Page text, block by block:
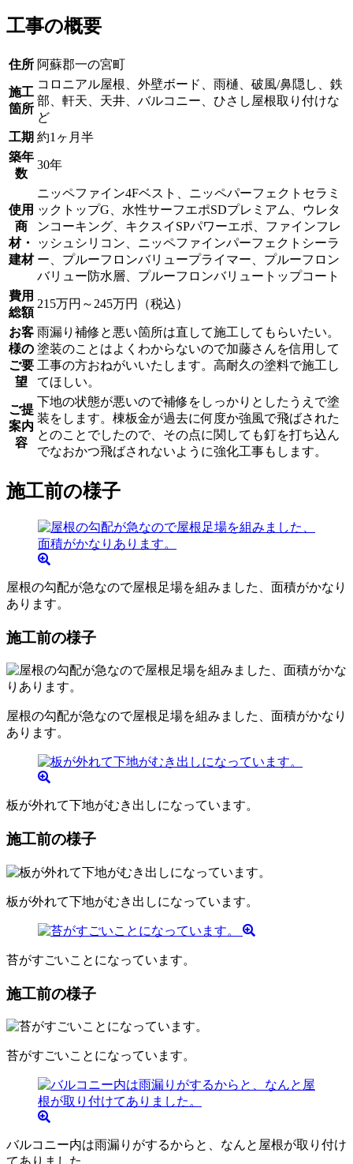
工事の概要
住所 阿蘇郡一の宮町
施工
箇所
コロニアル屋根、外壁ボード、雨樋、破風/鼻隠し、鉄
部、軒天、天井、バルコニー、ひさし屋根取り付けな
ど
工期 約1ヶ月半
築年
数
30年
使用
商
材・
建材
ニッペファイン4Fベスト、ニッペパーフェクトセラミ
ックトップG、水性サーフエポSDプレミアム、ウレタ
ンコーキング、キクスイSPパワーエポ、ファインフレ
ッシュシリコン、ニッペファインパーフェクトシーラ
ー、プルーフロンバリュープライマー、プルーフロン
バリュー防水層、プルーフロンバリュートップコート
費用
総額
215万円～245万円（税込）
お客
様の
ご要
望
雨漏り補修と悪い箇所は直して施工してもらいたい。
塗装のことはよくわからないので加藤さんを信用して
工事の方おねがいいたします。高耐久の塗料で施工し
てほしい。
ご提
案内
容
下地の状態が悪いので補修をしっかりとしたうえで塗
装をします。棟板金が過去に何度か強風で飛ばされた
とのことでしたので、その点に関しても釘を打ち込ん
でなおかつ飛ばされないように強化工事もします。
施工前の様子
屋根の勾配が急なので屋根足場を組みました、面積がかなり
あります。
施工前の様子
屋根の勾配が急なので屋根足場を組みました、面積がかなり
あります。
板が外れて下地がむき出しになっています。
施工前の様子
板が外れて下地がむき出しになっています。
苔がすごいことになっています。
施工前の様子
苔がすごいことになっています。
バルコニー内は雨漏りがするからと、なんと屋根が取り付け